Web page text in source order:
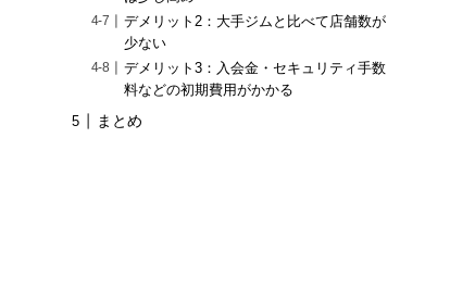
デメリット2：大手ジムと比べて店舗数が
少ない
デメリット3：入会金・セキュリティ手数
料などの初期費用がかかる
まとめ